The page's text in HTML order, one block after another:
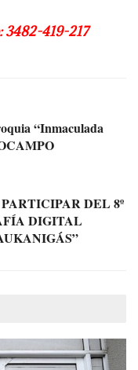
419-217
“Inmaculada
DEL 8º
DIGITAL